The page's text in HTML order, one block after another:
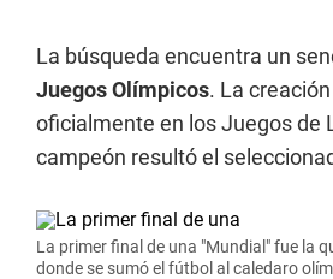
La búsqueda encuentra un
Juegos Olímpicos. La
oficialmente en los Juegos de
campeón resultó el
La primer final de una "Mundial" fue la
donde se sumó el fútbol al caledaro